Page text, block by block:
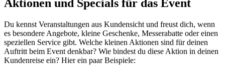
Aktionen und Specials für das Event
Du kennst Veranstaltungen aus Kundensicht und freust dich, wenn
es besondere Angebote, kleine Geschenke, Messerabatte oder einen
speziellen Service gibt. Welche kleinen Aktionen sind für deinen
Auftritt beim Event denkbar? Wie bindest du diese Aktion in deinen
Kundenreise ein? Hier ein paar Beispiele: